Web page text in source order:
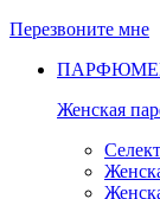
Перезвоните мне
Женская